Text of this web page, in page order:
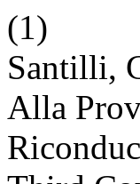
(1)
Santilli,
Alla